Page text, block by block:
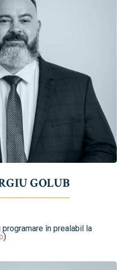
GOLUB
în prealabil la
)